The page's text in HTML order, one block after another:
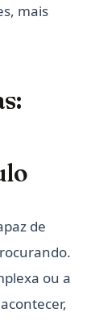
mais
de
ou a